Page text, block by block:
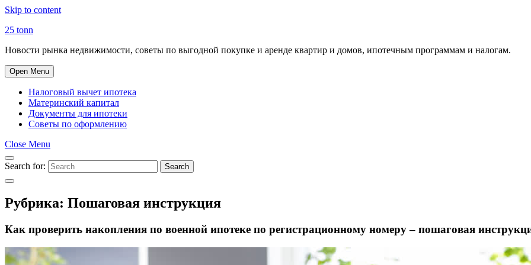
Skip to content
25 tonn
Новости рынка недвижимости, советы по выгодной покупке и аренде квартир и домов, ипотечным программам и налогам.
Open Menu
Налоговый вычет ипотека
Материнский капитал
Документы для ипотеки
Советы по оформлению
Close Menu
Search for: Search
Рубрика: Пошаговая инструкция
Как проверить накопления по военной ипотеке по регистрационному номеру – пошаговая